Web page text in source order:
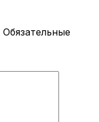
Обязательные